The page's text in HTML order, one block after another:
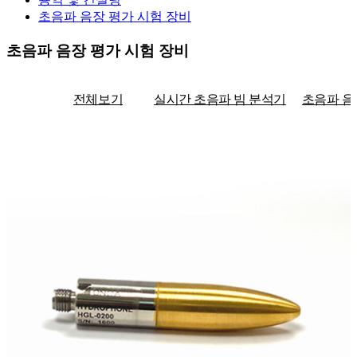
초음파 음장 평가 시험 장비
초음파 음장 평가 시험 장비
전체보기 실시간 초음파 빔 분석기 초음파